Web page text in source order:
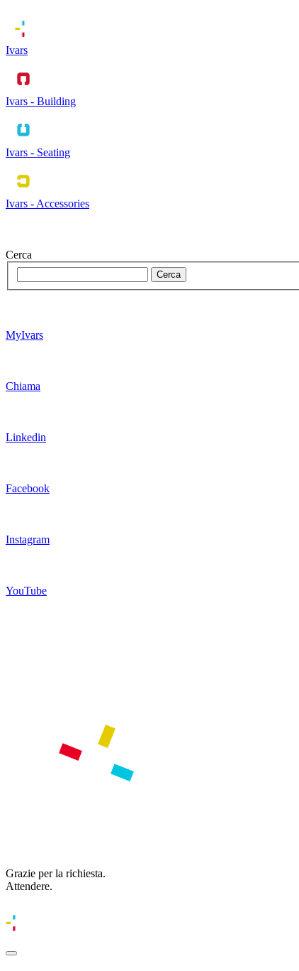
Ivars
Ivars - Building
Ivars - Seating
Ivars - Accessories
Cerca
MyIvars
Chiama
Linkedin
Facebook
Instagram
YouTube
Grazie per la richiesta.
Attendere.